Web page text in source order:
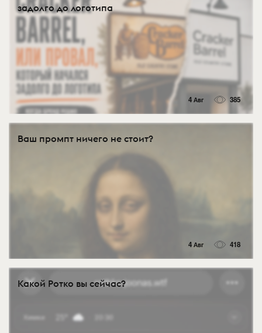
задолго до логотипа
4 Авг 385
Ваш промпт ничего не стоит?
4 Авг 418
Какой Ротко вы сейчас?